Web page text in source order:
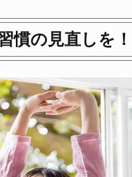
慣の見直しを！